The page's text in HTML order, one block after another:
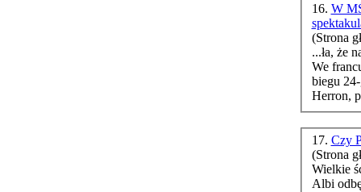
16. W
(Strona
...ła, że
We
biegu 24-godzinnym!
Herron,
17. Czy
(Strona
Wielkie
Albi